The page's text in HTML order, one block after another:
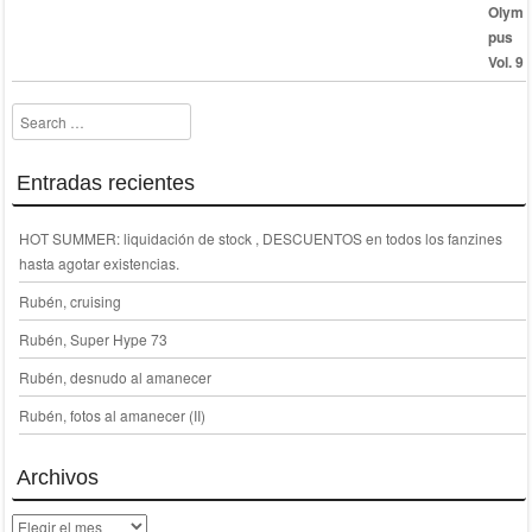
Search
Entradas recientes
HOT SUMMER: liquidación de stock , DESCUENTOS en todos los fanzines
hasta agotar existencias.
Rubén, cruising
Rubén, Super Hype 73
Rubén, desnudo al amanecer
Rubén, fotos al amanecer (II)
Archivos
Archivos